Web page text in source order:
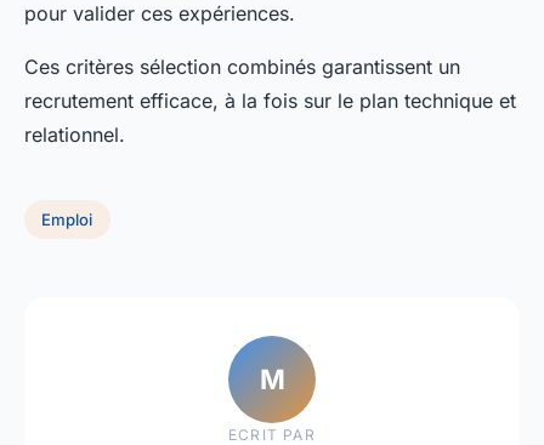
pour valider ces expériences.
Ces critères sélection combinés garantissent un
recrutement efficace, à la fois sur le plan technique et
relationnel.
Emploi
M
ECRIT PAR